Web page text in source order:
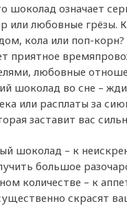
шоколад означает
или любовные грёзы.
кола или поп-
приятное
любовные
шоколад во сне –
или расплаты за
заставит вас
шоколад – к
большое
количестве – к
скрасят